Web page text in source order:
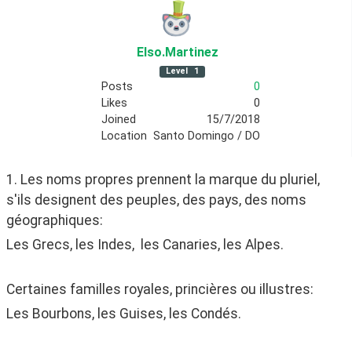
Elso.Martinez
Level 1
Posts
0
Likes
0
Joined
15/7/2018
Location Santo Domingo / DO
1. Les noms propres prennent la marque du pluriel,
s'ils designent des peuples, des pays, des noms
géographiques:
Les Grecs, les Indes,  les Canaries, les Alpes.
Certaines familles royales, princières ou illustres:
Les Bourbons, les Guises, les Condés.